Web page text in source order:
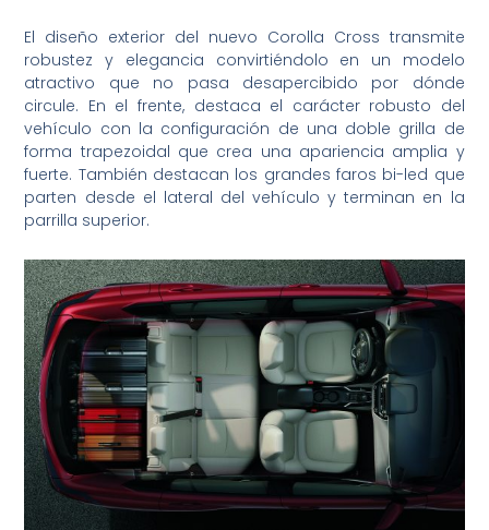
El diseño exterior del nuevo Corolla Cross transmite
robustez y elegancia convirtiéndolo en un modelo
atractivo que no pasa desapercibido por dónde
circule. En el frente, destaca el carácter robusto del
vehículo con la configuración de una doble grilla de
forma trapezoidal que crea una apariencia amplia y
fuerte. También destacan los grandes faros bi-led que
parten desde el lateral del vehículo y terminan en la
parrilla superior.